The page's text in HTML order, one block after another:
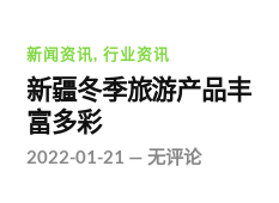
新闻资讯,行业资讯
新疆冬季旅游产品丰
富多彩
2022-01-21 —无评论